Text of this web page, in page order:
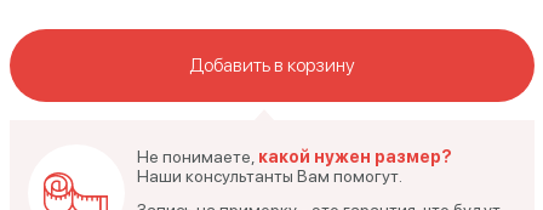
Добавить в корзину
Не понимаете, какой нужен размер?
Наши консультанты Вам помогут.